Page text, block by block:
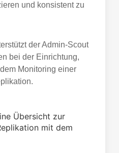
und konsistent zu
der Admin-Scout
bei der Einrichtung,
Monitoring einer
Übersicht zur
mit dem